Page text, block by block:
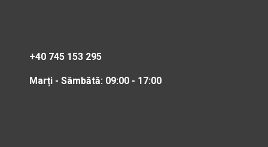
+40 745 153 295
Marți - Sâmbătă: 09:00 - 17:00